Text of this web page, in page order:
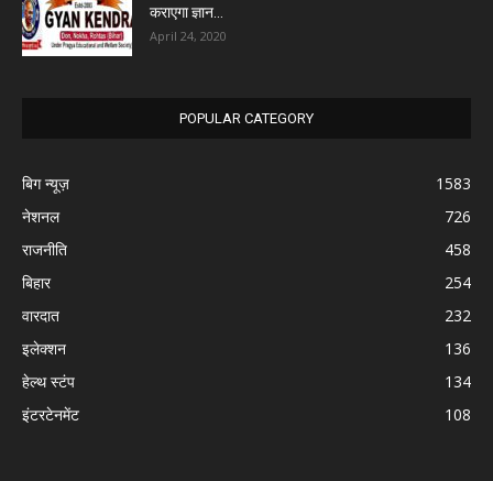
कराएगा ज्ञान...
April 24, 2020
POPULAR CATEGORY
बिग न्यूज़
1583
नेशनल
726
राजनीति
458
बिहार
254
वारदात
232
इलेक्शन
136
हेल्थ स्टंप
134
इंटरटेनमेंट
108